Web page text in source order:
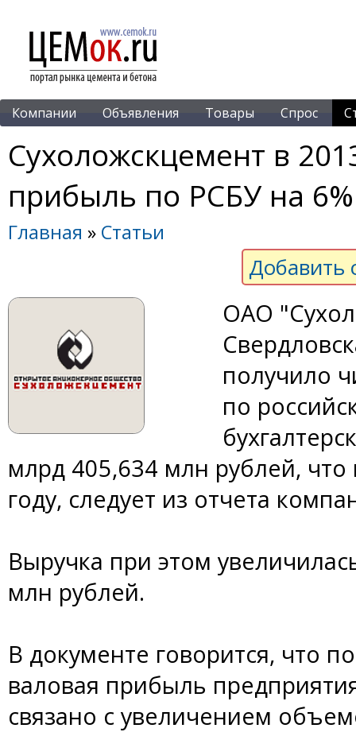
Компании Объявления Товары Спрос
Сухоложскцемент в
прибыль по РСБУ на 6%
Главная » Статьи
Добавить
ОАО
получило
по
млрд 405,634 млн рублей,
году, следует из отчета
Выручка при этом
млн рублей.
В документе говорится, что
валовая прибыль
связано с увеличением